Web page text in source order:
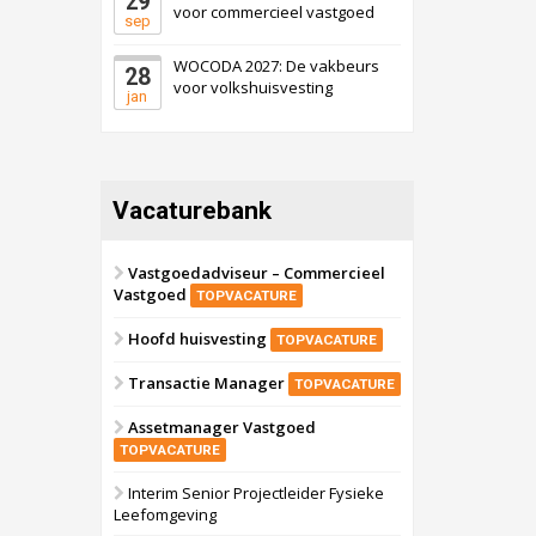
sep
voor commercieel vastgoed
28
jan
WOCODA 2027: De vakbeurs
voor volkshuisvesting
Vacaturebank
Vastgoedadviseur – Commercieel
Vastgoed
TOPVACATURE
Hoofd huisvesting TOPVACATURE
Transactie Manager TOPVACATURE
Assetmanager Vastgoed
TOPVACATURE
Interim Senior Projectleider Fysieke
Leefomgeving